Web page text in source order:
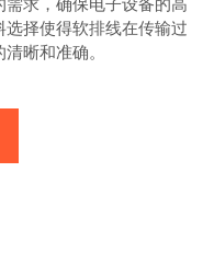
择使得软排线在传输过
晰和准确。